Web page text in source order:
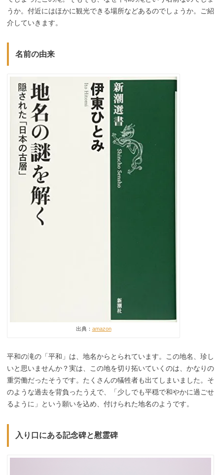
うか。付近にはほかに観光できる場所などあるのでしょうか。ご紹
介していきます。
名前の由来
出典： amazon
平和の滝の「平和」は、地名からとられています。この地名、珍し
いと思いませんか？実は、この地を切り拓いていくのは、かなりの
重労働だったそうです。たくさんの犠牲者も出てしまいました。そ
のような過去を背負ったうえで、「少しでも平穏で和やかに過ごせ
るように」という願いを込め、付けられた地名のようです。
入り口にある記念碑と慰霊碑